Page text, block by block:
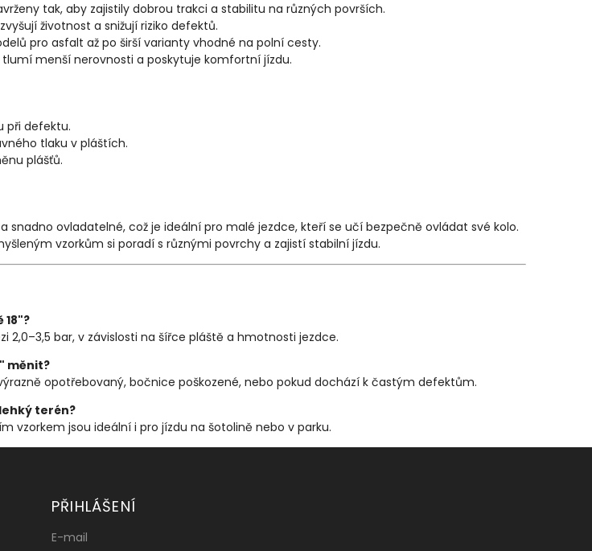
tak, aby zajistily dobrou trakci a stabilitu na různých površích.
životnost a snižují riziko defektů.
pro asfalt až po širší varianty vhodné na polní cesty.
tlumí menší nerovnosti a poskytuje komfortní jízdu.
při defektu.
tlaku v pláštích.
plášťů.
snadno ovladatelné, což je ideální pro malé jezdce, kteří se učí bezpečně ovládat své kolo.
vzorkům si poradí s různými povrchy a zajistí stabilní jízdu.
2,0–3,5 bar, v závislosti na šířce pláště a hmotnosti jezdce.
měnit?
opotřebovaný, bočnice poškozené, nebo pokud dochází k častým defektům.
terén?
vzorkem jsou ideální i pro jízdu na šotolině nebo v parku.
PŘIHLÁŠENÍ
E-mail